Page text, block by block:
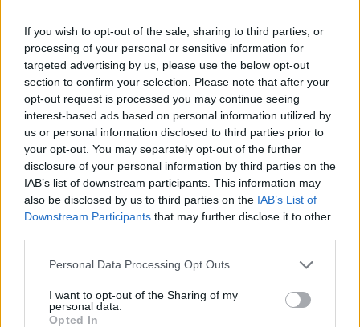
If you wish to opt-out of the sale, sharing to third parties, or
processing of your personal or sensitive information for
targeted advertising by us, please use the below opt-out
section to confirm your selection. Please note that after your
opt-out request is processed you may continue seeing
interest-based ads based on personal information utilized by
us or personal information disclosed to third parties prior to
your opt-out. You may separately opt-out of the further
disclosure of your personal information by third parties on the
IAB’s list of downstream participants. This information may
also be disclosed by us to third parties on the IAB’s List of
Downstream Participants that may further disclose it to other
Personal Data Processing Opt Outs
I want to opt-out of the Sharing of my
personal data.
Opted In